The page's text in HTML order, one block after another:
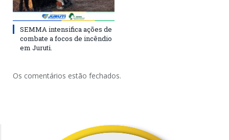
SEMMA intensifica ações de
combate a focos de incêndio
em Juruti.
Os comentários estão fechados.